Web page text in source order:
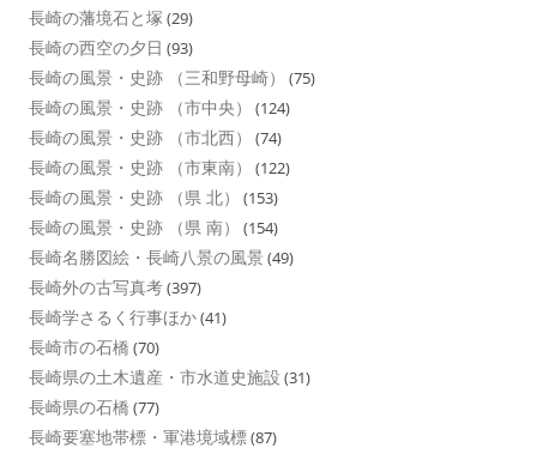
長崎の藩境石と塚 (29)
長崎の西空の夕日 (93)
長崎の風景・史跡 （三和野母崎） (75)
長崎の風景・史跡 （市中央） (124)
長崎の風景・史跡 （市北西） (74)
長崎の風景・史跡 （市東南） (122)
長崎の風景・史跡 （県 北） (153)
長崎の風景・史跡 （県 南） (154)
長崎名勝図絵・長崎八景の風景 (49)
長崎外の古写真考(397)
長崎学さるく行事ほか(41)
長崎市の石橋 (70)
長崎県の土木遺産・市水道史施設 (31)
長崎県の石橋 (77)
長崎要塞地帯標・軍港境域標(87)